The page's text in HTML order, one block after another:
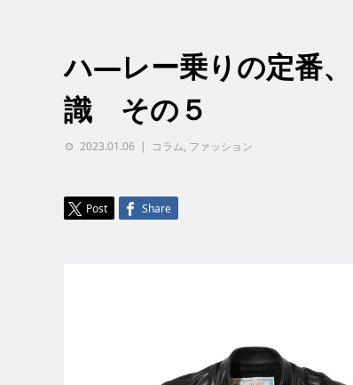
ハ―レー乗りの定番
識 その５
2023.01.06 コラム, ファッション
Post Share